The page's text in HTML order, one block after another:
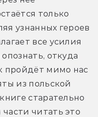
только
узнанных героев
все усилия
откуда
пройдёт мимо нас
из польской
старательно
читать это